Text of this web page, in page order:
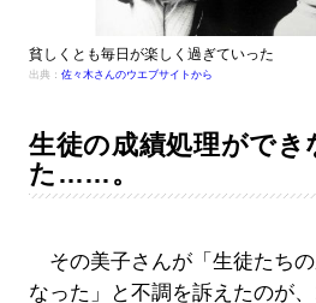
貧しくとも毎日が楽しく過ぎていった
出典： 佐々木さんのウエブサイトから
生徒の成績処理ができ
た……。
その美子さんが「生徒たちの
なった」と不調を訴えたのが